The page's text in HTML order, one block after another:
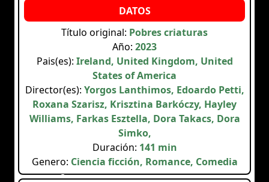
Título original: Pobres criaturas
Año: 2023
Pais(es): Ireland, United Kingdom, United
States of America
Director(es): Yorgos Lanthimos, Edoardo Petti,
Roxana Szarisz, Krisztina Barkóczy, Hayley
Williams, Farkas Esztella, Dora Takacs, Dora
Simko,
Duración: 141 min
Genero: Ciencia ficción, Romance, Comedia